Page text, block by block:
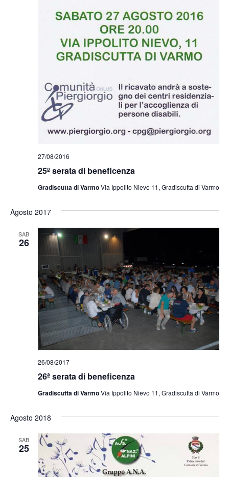
25ª serata di beneficenza
27/08/2016
Gradiscutta di VarmoVia Ippolito Nievo 11, Gradiscutta di Varmo
Agosto 2017
SAB
26
26ª serata di beneficenza
26/08/2017
Gradiscutta di VarmoVia Ippolito Nievo 11, Gradiscutta di Varmo
Agosto 2018
SAB
25